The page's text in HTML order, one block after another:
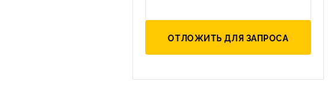
ОТЛОЖИТЬ ДЛЯ ЗАПРОСА